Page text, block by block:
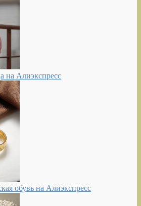
на Алиэкспресс
обувь на Алиэкспресс